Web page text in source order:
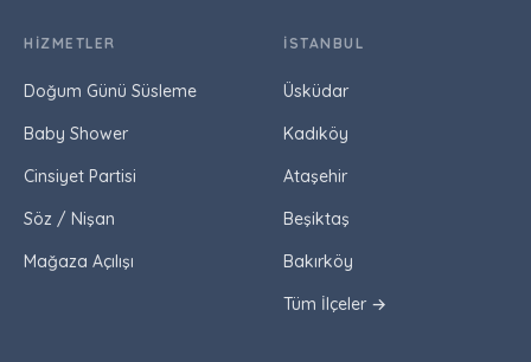
HIZMETLER
Doğum Günü Süsleme
Baby Shower
Cinsiyet Partisi
Söz / Nişan
Mağaza Açılışı
İSTANBUL
Üsküdar
Kadıköy
Ataşehir
Beşiktaş
Bakırköy
Tüm İlçeler →